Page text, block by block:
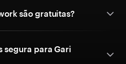
são gratuitas?
segura para Gari